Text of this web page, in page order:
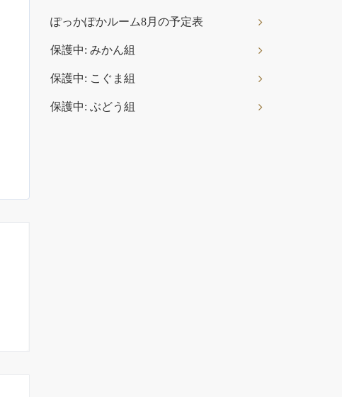
ぽっかぽかルーム8月の予定表
保護中: みかん組
保護中: こぐま組
保護中: ぶどう組